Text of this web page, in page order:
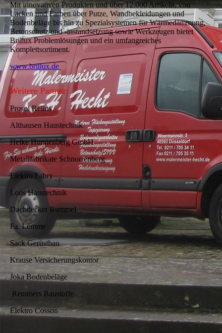
Mit innovativen Produkten und über 12.000 Artikeln, von
Lacken und Farben über Putze, Wandbekleidungen und
Bodenbeläge bis hin zu Spezialsystemen für Wärmedämmung,
Betonschutz und -instandsetzung sowie Werkzeugen bietet
Brillux Problemlösungen und ein umfangreiches
Komplettsortiment.
www.brillux.de
Weitere Partner:
Prosol Relius
Althausen Haustechnik
Heike Hunnenberg GmbH
Metallfabrikate Schnorrenberg
Elektro Fabry
Loos Haustechnik
Dachdecker Rummel
Fa. Lemme
Sack Gerüstbau
Krause Versicherungskontor
Joka Bodenbeläge
Remmers Baustoffe
Elektro Cosson